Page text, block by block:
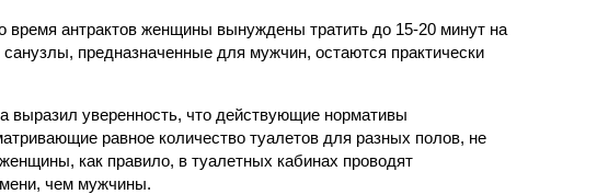
время антрактов женщины вынуждены тратить до 15-20 минут на
предназначенные для мужчин, остаются практически
выразил уверенность, что действующие нормативы
равное количество туалетов для разных полов, не
как правило, в туалетных кабинах проводят
чем мужчины.